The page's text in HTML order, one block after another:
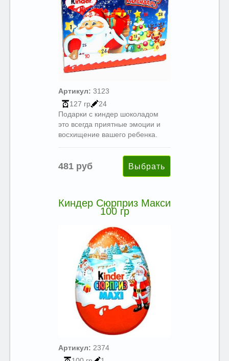
Артикул: 3123
127 гр
24
Подарки с киндер шоколадом
это всегда приятные эмоции и
восхищение вашего ребенка.
481 руб
Киндер Сюрприз Макси
100 гр
Артикул: 2374